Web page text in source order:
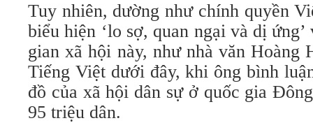
Tuy nhiên, dường như chính quyền
biểu hiện ‘lo sợ, quan ngại và dị
gian xã hội này, như nhà văn Hoàng
Tiếng Việt dưới đây, khi ông bình
đồ của xã hội dân sự ở quốc gia
95 triệu dân.